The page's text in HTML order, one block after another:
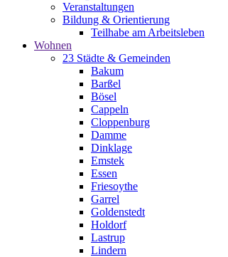
Veranstaltungen
Bildung & Orientierung
Teilhabe am Arbeitsleben
Wohnen
23 Städte & Gemeinden
Bakum
Barßel
Bösel
Cappeln
Cloppenburg
Damme
Dinklage
Emstek
Essen
Friesoythe
Garrel
Goldenstedt
Holdorf
Lastrup
Lindern